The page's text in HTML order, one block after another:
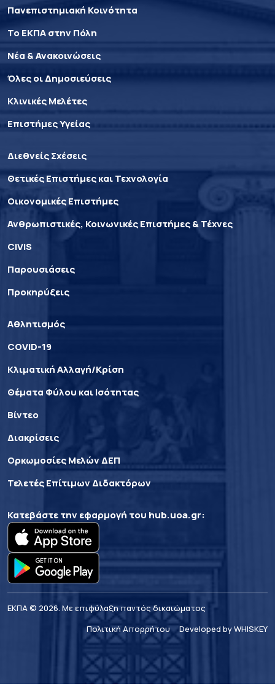
Πανεπιστημιακή Κοινότητα
Το ΕΚΠΑ στην Πόλη
Νέα & Ανακοινώσεις
Όλες οι Δημοσιεύσεις
Κλινικές Μελέτες
Επιστήμες Υγείας
Διεθνείς Σχέσεις
Θετικές Επιστήμες και Τεχνολογία
Οικονομικές Επιστήμες
Ανθρωπιστικές, Κοινωνικές Επιστήμες & Τέχνες
CIVIS
Παρουσιάσεις
Προκηρύξεις
Αθλητισμός
COVID-19
Κλιματική Αλλαγή/Κρίση
Θέματα Φύλου και Ισότητας
Βίντεο
Διακρίσεις
Ορκωμοσίες Μελών ΔΕΠ
Τελετές Επίτιμων Διδακτόρων
Κατεβάστε την εφαρμογή του hub.uoa.gr:
ΕΚΠΑ © 2026. Με επιφύλαξη παντός δικαιώματος
Πολιτική Απορρήτου
Developed by WHISKEY